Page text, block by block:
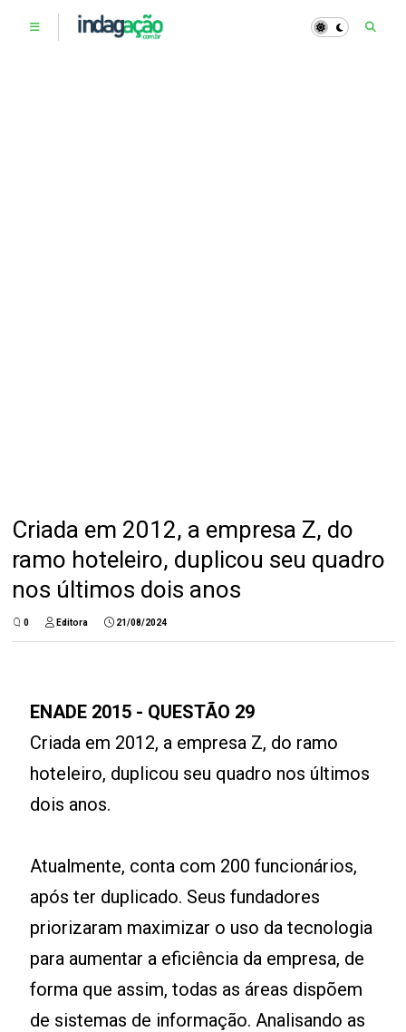
Criada em 2012, a empresa Z, do
ramo hoteleiro, duplicou seu quadro
nos últimos dois anos
0 Editora 21/08/2024
ENADE 2015 - QUESTÃO 29
Criada em 2012, a empresa Z, do ramo
hoteleiro, duplicou seu quadro nos últimos
dois anos.
Atualmente, conta com 200 funcionários,
após ter duplicado. Seus fundadores
priorizaram maximizar o uso da tecnologia
para aumentar a eficiência da empresa, de
forma que assim, todas as áreas dispõem
de sistemas de informação. Analisando as